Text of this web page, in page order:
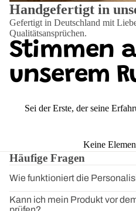
Handgefertigt in
Gefertigt in Deutschland mit
Qualitätsansprüchen.
Stimmen
unserem
Sei der Erste, der seine
Keine
Häufige Fragen
Wie funktioniert die
Kann ich mein Produkt vor